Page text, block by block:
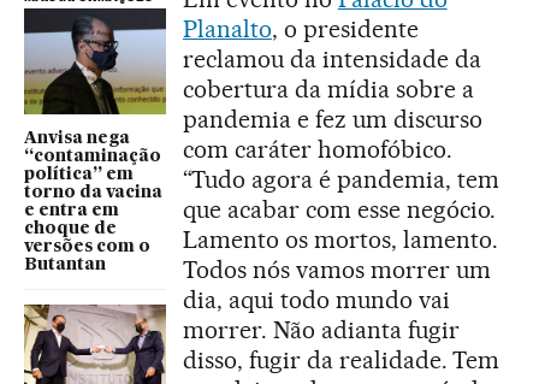
Anvisa nega
“contaminação
política” em
torno da vacina
e entra em
choque de
versões com o
Butantan
Planalto, o presidente
reclamou da intensidade da
cobertura da mídia sobre a
pandemia e fez um discurso
com caráter homofóbico.
“Tudo agora é pandemia, tem
que acabar com esse negócio.
Lamento os mortos, lamento.
Todos nós vamos morrer um
dia, aqui todo mundo vai
morrer. Não adianta fugir
disso, fugir da realidade. Tem